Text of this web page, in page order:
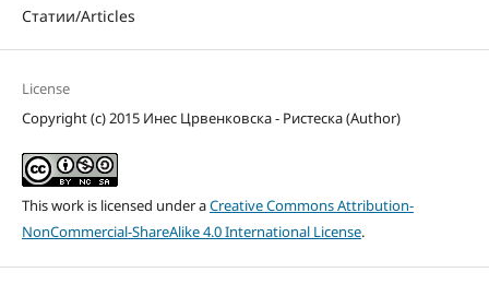
Статии/Articles
License
Copyright (c) 2015 Инес Црвенковска - Ристеска (Author)
This work is licensed under aCreative Commons Attribution-
NonCommercial-ShareAlike 4.0 International License.